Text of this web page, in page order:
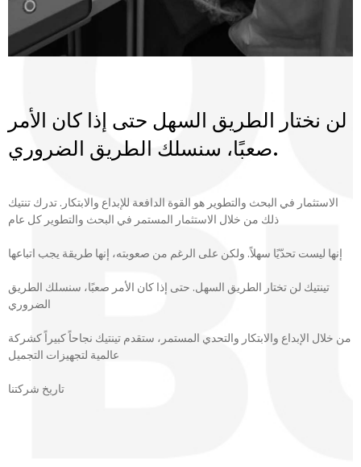
لن نختار الطريق السهل حتى إذا كان الأمر
صعبًا، سنسلك الطريق الضروري.
الاستثمار في البحث والتطوير هو القوة الدافعة للإبداع والابتكار. تدرك تنتيك
ذلك من خلال الاستثمار المستمر في البحث والتطوير كل عام
إنها ليست تحدّيًا سهلاً. ولكن على الرغم من صعوبته، إنها طريقة يجب اتباعها
تينتيك لن تختار الطريق السهل. حتى إذا كان الأمر صعبًا، سنسلك الطريق
الضروري
من خلال الإبداع والابتكار والتحدي المستمر، ستقدم تينتيك نجاحاً كبيراً كشركة
عالمية لتجهيزات التجميل
تاريخ شركتنا